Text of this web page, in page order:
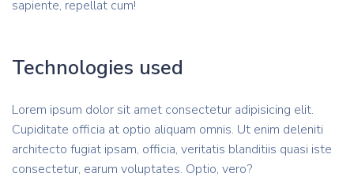
sapiente, repellat cum!
Technologies used
Lorem ipsum dolor sit amet consectetur adipisicing elit.
Cupiditate officia at optio aliquam omnis. Ut enim deleniti
architecto fugiat ipsam, officia, veritatis blanditiis quasi iste
consectetur, earum voluptates. Optio, vero?